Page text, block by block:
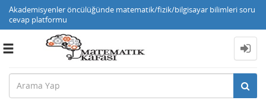
Akademisyenler öncülüğünde matematik/fizik/bilgisayar bilimleri soru
cevap platformu
Toggle